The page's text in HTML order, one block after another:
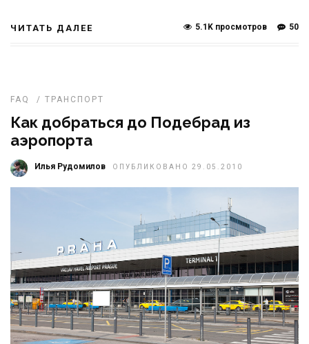
ЧИТАТЬ ДАЛЕЕ 50
5.1K просмотров
FAQ / ТРАНСПОРТ
Как добраться до Подебрад из
аэропорта
Илья Рудомилов ОПУБЛИКОВАНО 29.05.2010